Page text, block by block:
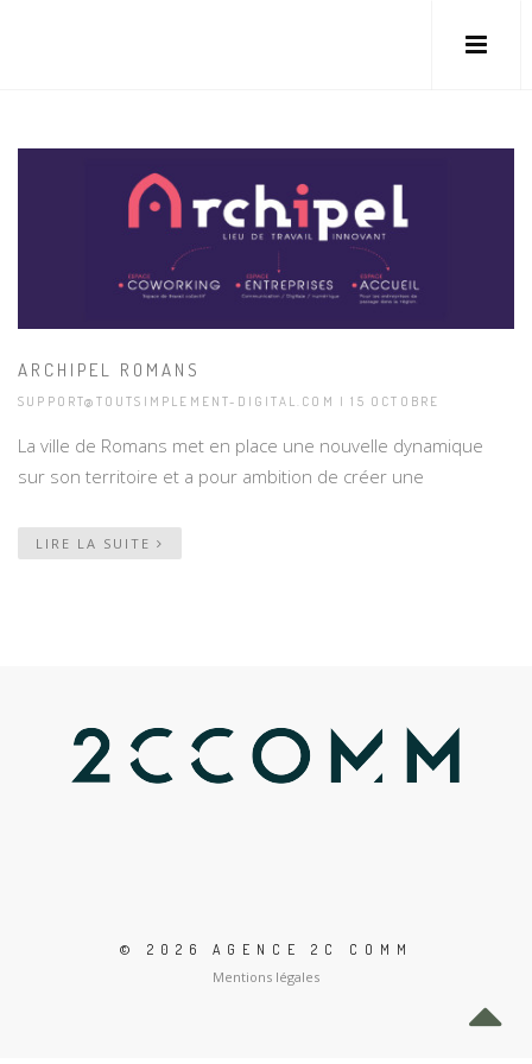
ARCHIPEL ROMANS
SUPPORT@TOUTSIMPLEMENT-DIGITAL.COM | 15 OCTOBRE
La ville de Romans met en place une nouvelle dynamique
sur son territoire et a pour ambition de créer une
LIRE LA SUITE
© 2026 AGENCE 2C COMM
Mentions légales